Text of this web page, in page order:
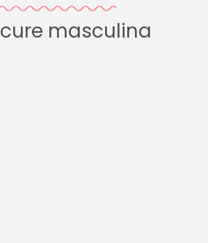
masculina